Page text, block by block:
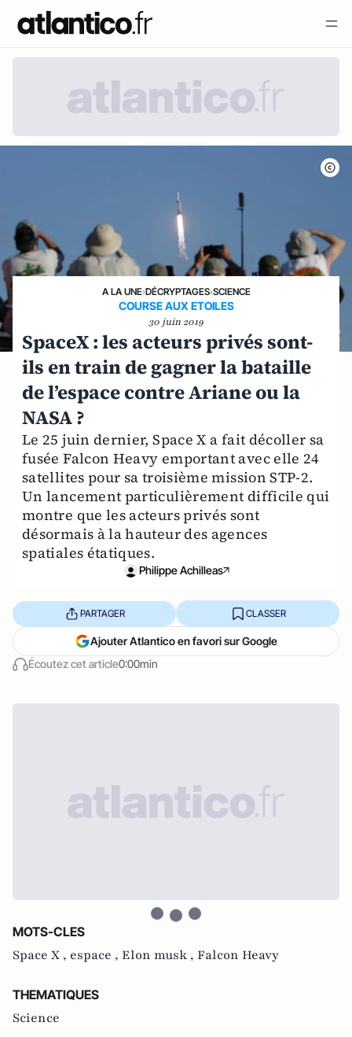
A LA UNE›DÉCRYPTAGES›SCIENCE
COURSE AUX ETOILES
30 juin 2019
SpaceX : les acteurs privés sont-
ils en train de gagner la bataille
de l’espace contre Ariane ou la
NASA ?
Le 25 juin dernier, Space X a fait décoller sa
fusée Falcon Heavy emportant avec elle 24
satellites pour sa troisième mission STP-2.
Un lancement particulièrement difficile qui
montre que les acteurs privés sont
désormais à la hauteur des agences
spatiales étatiques.
Philippe Achilleas
Écoutez cet article0:00min
PARTAGER CLASSER
Ajouter Atlantico en favori sur Google
MOTS-CLES
Space X , espace , Elon musk , Falcon Heavy
THEMATIQUES
Science